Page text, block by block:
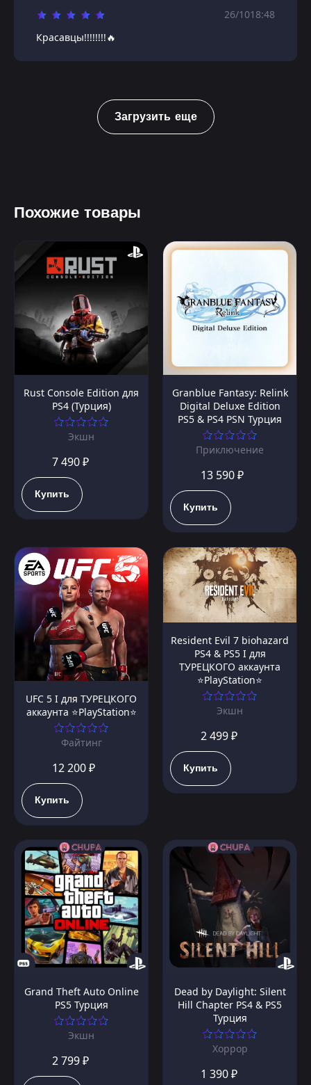
26/1018:48
Красавцы!!!!!!!!🔥
Загрузить еще
Похожие товары
Rust Console Edition для
PS4 (Турция)
Экшн
7 490 ₽
Купить
Granblue Fantasy: Relink
Digital Deluxe Edition
PS5 & PS4 PSN Турция
Приключение
13 590 ₽
Купить
UFC 5 I для ТУРЕЦКОГО
аккаунта ⭐PlayStation⭐
Файтинг
12 200 ₽
Купить
Resident Evil 7 biohazard
PS4 & PS5 I для
ТУРЕЦКОГО аккаунта
⭐PlayStation⭐
Экшн
2 499 ₽
Купить
Grand Theft Auto Online
PS5 Турция
Экшн
2 799 ₽
Dead by Daylight: Silent
Hill Chapter PS4 & PS5
Турция
Хоррор
1 390 ₽